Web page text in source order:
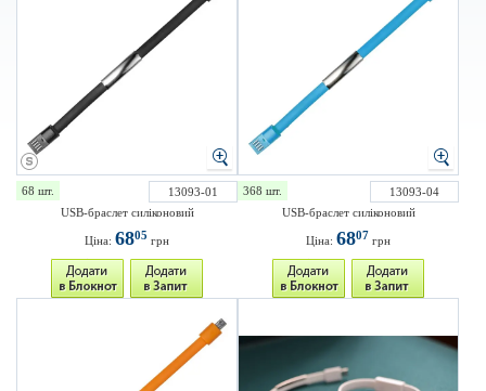
68 шт.
13093-01
USB-браслет силіконовий
Ціна: 6805 грн
368 шт.
13093-04
USB-браслет силіконовий
Ціна: 6807 грн